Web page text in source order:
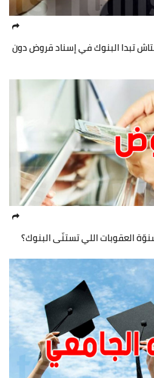
تبدا البنوك في إسناد قروض دون
العقوبات اللي تستنّى البنوك؟